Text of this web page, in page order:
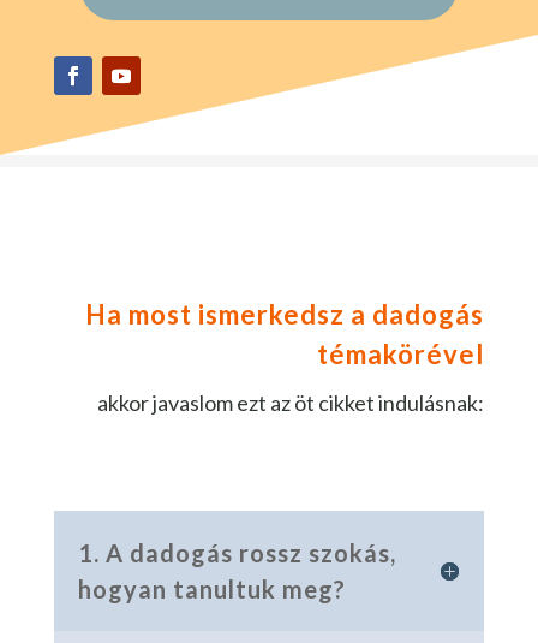
Ha most ismerkedsz a dadogás
témakörével
akkor javaslom ezt az öt cikket indulásnak:
1. A dadogás rossz szokás,
hogyan tanultuk meg?